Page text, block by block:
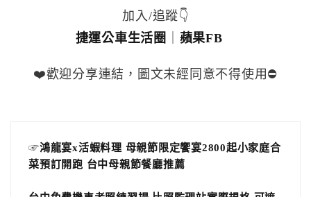
加入/追蹤👇
捷運公車生活圈
蘋果FB
❤️歡迎分享連結，圖文未經同意不得使用⛔️
☞鴻龍宴x活蝦料理 母親節限定饗宴2800起小家庭合
菜預訂開跑 台中母親節餐廳推薦